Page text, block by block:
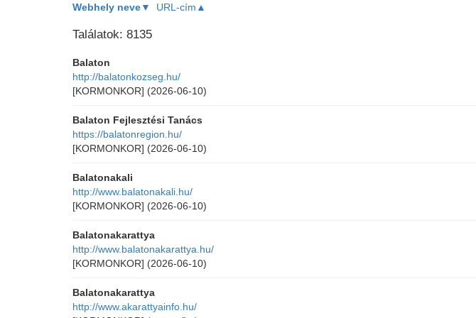
Webhely neve▼ URL-cím▲
Találatok: 8135
Balaton
http://balatonkozseg.hu/
[KORMONKOR] (2026-06-10)
Balaton Fejlesztési Tanács
https://balatonregion.hu/
[KORMONKOR] (2026-06-10)
Balatonakali
http://www.balatonakali.hu/
[KORMONKOR] (2026-06-10)
Balatonakarattya
http://www.balatonakarattya.hu/
[KORMONKOR] (2026-06-10)
Balatonakarattya
http://www.akarattyainfo.hu/